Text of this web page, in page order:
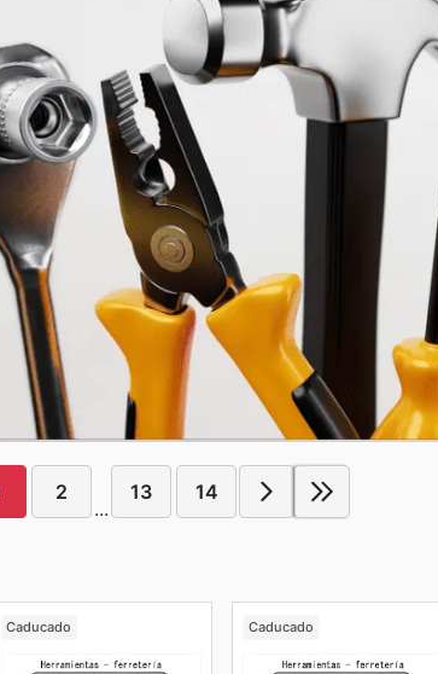
2
...
13 14
Caducado Caducado